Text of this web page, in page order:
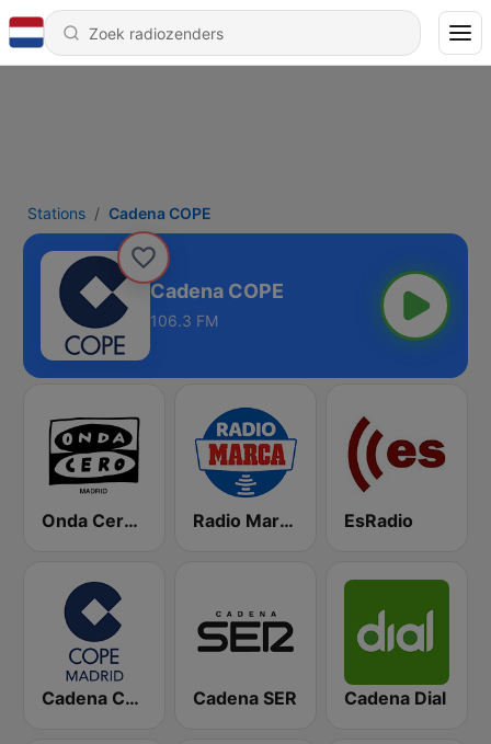
Stations Cadena COPE
Cadena COPE
106.3 FM
Onda Cero Madrid Radio Marca Nacional EsRadio
Cadena COPE Madrid Cadena SER Cadena Dial